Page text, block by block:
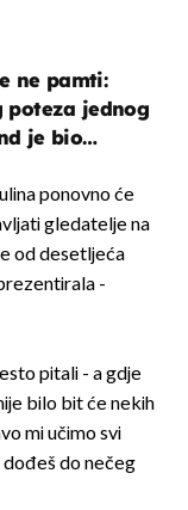
ne pamti:
poteza jednog
je bio
ponovno će
gledatelje na
od desetljeća
-
pitali - a gdje
bilo bit će nekih
mi učimo svi
dođeš do nečeg